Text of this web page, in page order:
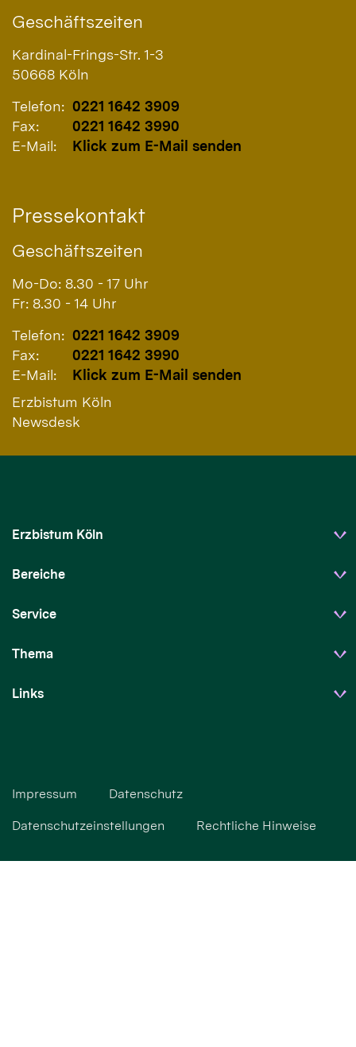
Geschäftszeiten
Kardinal-Frings-Str. 1-3
50668 Köln
Telefon: 0221 1642 3909
Fax:
0221 1642 3990
E-Mail:
Klick zum E-Mail senden
Pressekontakt
Geschäftszeiten
Mo-Do: 8.30 - 17 Uhr
Fr: 8.30 - 14 Uhr
Telefon: 0221 1642 3909
Fax:
0221 1642 3990
E-Mail:
Klick zum E-Mail senden
Erzbistum Köln
Newsdesk
Erzbistum Köln
Bereiche
Service
Thema
Links
Impressum Datenschutz
Datenschutzeinstellungen Rechtliche Hinweise